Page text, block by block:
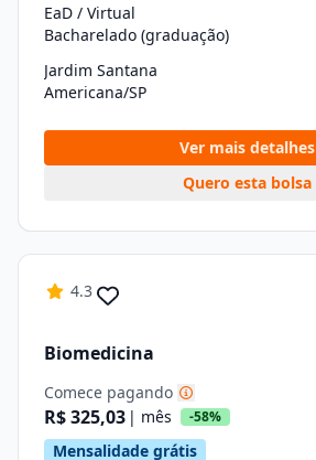
EaD / Virtual
Bacharelado (graduação)
Jardim Santana
Americana/SP
Ver mais detalhes
Quero esta bolsa
4.3
Biomedicina
Comece pagando
R$ 325,03 | mês -58%
Mensalidade grátis